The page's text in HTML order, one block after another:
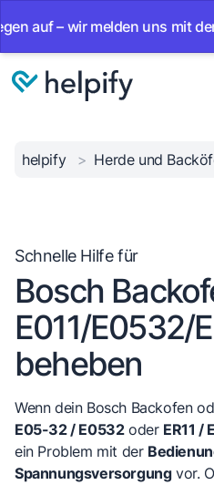
wir melden uns mit der
helpify > Herde und
Schnelle Hilfe für
Bosch
E011/E0532/
beheben
Wenn dein Bosch Backofen
E05-32 / E0532oder ER11 /
ein Problem mit der
Spannungsversorgungvor.